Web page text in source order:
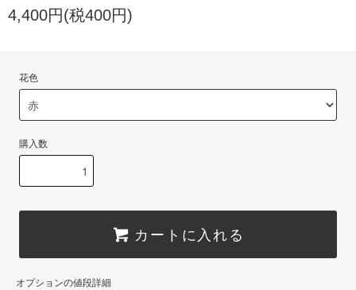
4,400円(税400円)
花色
購入数
カートに入れる
オプションの値段詳細